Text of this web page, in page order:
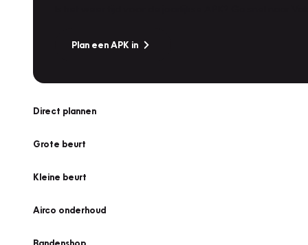
Plan een APK in
Direct plannen
Grote beurt
Kleine beurt
Airco onderhoud